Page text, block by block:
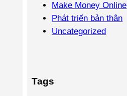
Make Money Online
Phát triển bản thân
Uncategorized
Tags